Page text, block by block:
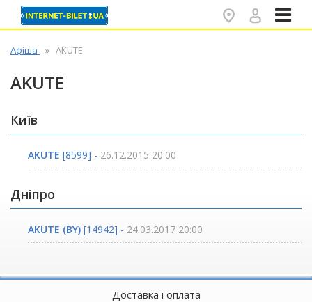
Афіша AKUTE
AKUTE
Київ
AKUTE [8599] - 26.12.2015 20:00
Дніпро
AKUTE (BY) [14942] - 24.03.2017 20:00
Доставка і оплата